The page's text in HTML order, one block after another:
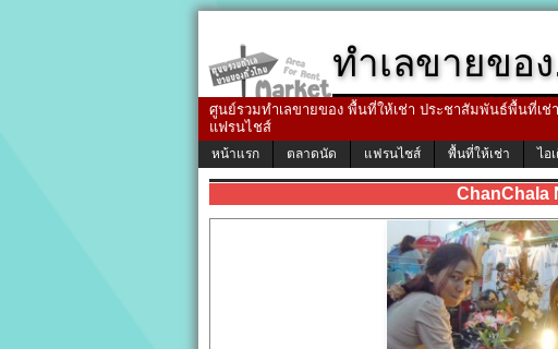
ทำเลขายขอ
ศูนย์รวมทำเลขายของ พื้นที่ให้เช่า ประชาสัมพันธ์พื้นที่เ
แฟรนไชส์
หน้าแรก ตลาดนัด แฟรนไชส์ พื้นที่ให้เช่า ไอ
ChanChala